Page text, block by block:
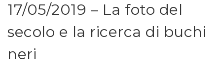
17/05/2019 – La foto del
secolo e la ricerca di buchi
neri